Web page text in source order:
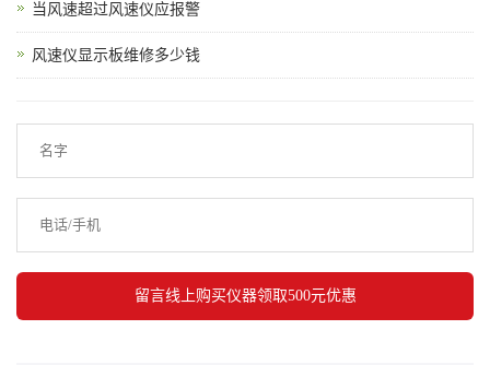
当风速超过风速仪应报警
风速仪显示板维修多少钱